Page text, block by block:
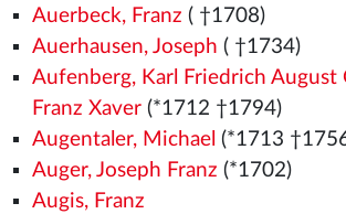
Auerbeck, Franz ( †1708)
Auerhausen, Joseph ( †1734)
Aufenberg, Karl Friedrich August
Franz Xaver(*1712 †1794)
Augentaler, Michael (*1713
Auger, Joseph Franz (*1702)
Augis, Franz